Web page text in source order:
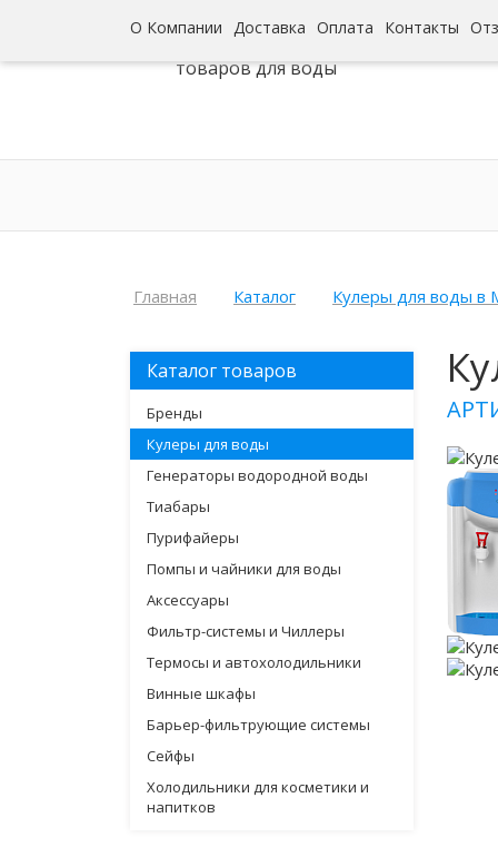
О Компании Доставка Оплата Контакты
Интернет-гипермаркет
товаров для воды
Главная Каталог Кулеры для воды в
Каталог товаров
Бренды
Кулеры для воды
Генераторы водородной воды
Тиабары
Пурифайеры
Помпы и чайники для воды
Аксессуары
Фильтр-системы и Чиллеры
Термосы и автохолодильники
Винные шкафы
Барьер-фильтрующие системы
Сейфы
Холодильники для косметики и
напитков